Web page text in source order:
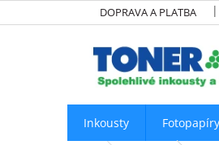
na
DOPRAVA A PLATBA
Inkousty Fotopapíry